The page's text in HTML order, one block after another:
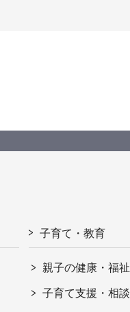
子育て・教育
親子の健康・福祉
子育て支援・相談